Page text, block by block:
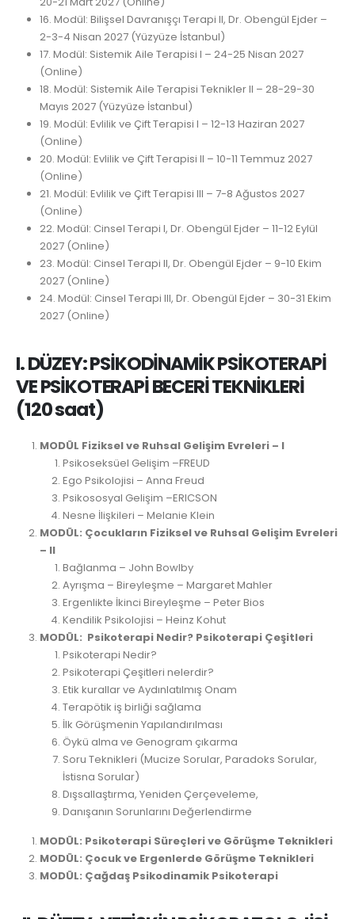
16. Modül: Bilişsel Davranışçı Terapi II, Dr. Obengül Ejder –
2-3-4 Nisan 2027 (Yüzyüze İstanbul)
17. Modül: Sistemik Aile Terapisi I – 24-25 Nisan 2027
(Online)
18. Modül: Sistemik Aile Terapisi Teknikler II – 28-29-30
Mayıs 2027 (Yüzyüze İstanbul)
19. Modül: Evlilik ve Çift Terapisi I – 12-13 Haziran 2027
(Online)
20. Modül: Evlilik ve Çift Terapisi II – 10-11 Temmuz 2027
(Online)
21. Modül: Evlilik ve Çift Terapisi III – 7-8 Ağustos 2027
(Online)
22. Modül: Cinsel Terapi I, Dr. Obengül Ejder – 11-12 Eylül
2027 (Online)
23. Modül: Cinsel Terapi II, Dr. Obengül Ejder – 9-10 Ekim
2027 (Online)
24. Modül: Cinsel Terapi III, Dr. Obengül Ejder – 30-31 Ekim
2027 (Online)
I. DÜZEY: PSİKODİNAMİK PSİKOTERAPİ
VE PSİKOTERAPİ BECERİ TEKNİKLERİ
(120 saat)
MODÜL Fiziksel ve Ruhsal Gelişim Evreleri – I
Psikoseksüel Gelişim –FREUD
Ego Psikolojisi – Anna Freud
Psikososyal Gelişim –ERICSON
Nesne İlişkileri – Melanie Klein
MODÜL: Çocukların Fiziksel ve Ruhsal Gelişim Evreleri
– II
Bağlanma – John Bowlby
Ayrışma – Bireyleşme – Margaret Mahler
Ergenlikte İkinci Bireyleşme – Peter Bios
Kendilik Psikolojisi – Heinz Kohut
MODÜL: Psikoterapi Nedir? Psikoterapi Çeşitleri
Psikoterapi Nedir?
Psikoterapi Çeşitleri nelerdir?
Etik kurallar ve Aydınlatılmış Onam
Terapötik iş birliği sağlama
İlk Görüşmenin Yapılandırılması
Öykü alma ve Genogram çıkarma
Soru Teknikleri (Mucize Sorular, Paradoks Sorular,
İstisna Sorular)
Dışsallaştırma, Yeniden Çerçeveleme,
Danışanın Sorunlarını Değerlendirme
MODÜL: Psikoterapi Süreçleri ve Görüşme Teknikleri
MODÜL: Çocuk ve Ergenlerde Görüşme Teknikleri
MODÜL: Çağdaş Psikodinamik Psikoterapi